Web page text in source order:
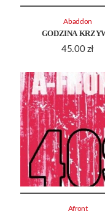
GODZINA
45.00 zł
Abaddon
Afront